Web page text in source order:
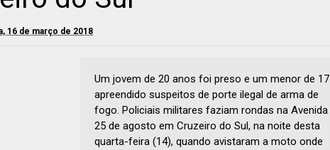
16 de março de 2018
Um jovem de 20 anos foi preso e um menor de 17
apreendido suspeitos de porte ilegal de arma de
fogo. Policiais militares faziam rondas na Avenida
25 de agosto em Cruzeiro do Sul, na noite desta
quarta-feira (14), quando avistaram a moto onde